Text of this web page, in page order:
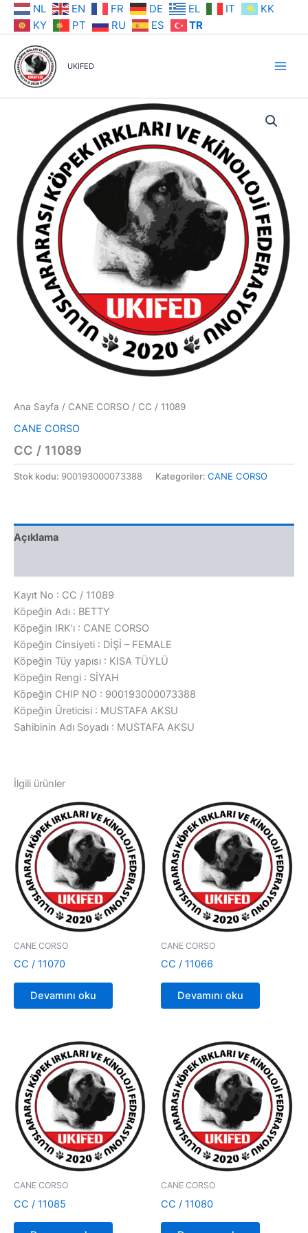
İçeriğe NL EN FR DE EL IT
KK
KY
PT RU ES TR
UKIFED
Ana Sayfa / CANE CORSO / CC / 11089
CANE CORSO
CC / 11089
Stok kodu: 900193000073388 Kategoriler: CANE CORSO
Açıklama
Kayıt No : CC / 11089
Köpeğin Adı : BETTY
Köpeğin IRK’ı : CANE CORSO
Köpeğin Cinsiyeti : DİŞİ – FEMALE
Köpeğin Tüy yapısı : KISA TÜYLÜ
Köpeğin Rengi : SİYAH
Köpeğin CHIP NO : 900193000073388
Köpeğin Üreticisi : MUSTAFA AKSU
Sahibinin Adı Soyadı : MUSTAFA AKSU
İlgili ürünler
CANE CORSO
CC / 11070
Devamını oku
CANE CORSO
CC / 11066
Devamını oku
CANE CORSO
CC / 11085
CANE CORSO
CC / 11080